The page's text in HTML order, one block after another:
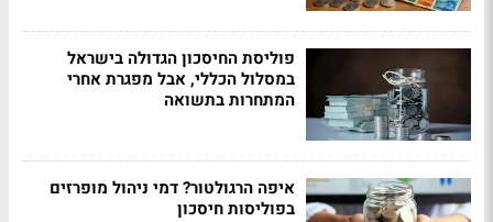
פוליסת החיסכון הגדולה בישראל
במסלול הכללי, אבל מפגרת אחרי
המתחרות בתשואה
איפה הרגולטור? דמי ניהול מופרזים
בפוליסות חיסכון